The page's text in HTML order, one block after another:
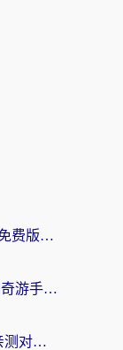
海外党刷国内资源指南：电脑vpn免费版真的能用吗？选对加速器才是关键
海外玩国内手游卡成PPT？迅游和奇游手游哪个好？附真实VPN评测及番茄加速器体验
迅游和穿梭哪个好？海外党2026亲测对比+免费vs付费选择指南，附番茄加速器实测体验